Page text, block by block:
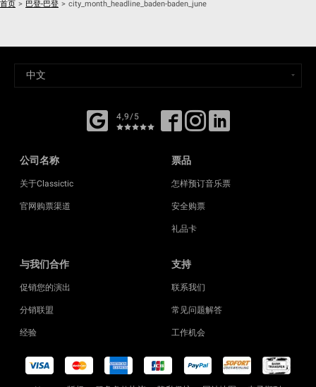
首页 > 巴登-巴登 > city_month_headline_baden-baden_june
4,9/5
公司名称
关于Classictic
官网购票渠道
票品
怎样预订音乐票
安全购票
礼品卡
与我们合作
促销您的演出
分销联盟
经验
支持
联系我们
常见问题解答
工作机会